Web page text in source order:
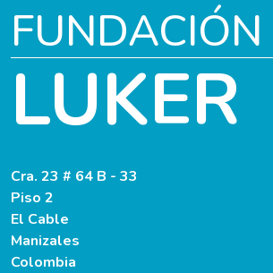
FUNDACIÓN
LUKER
Cra. 23 # 64 B - 33
Piso 2
El Cable
Manizales
Colombia